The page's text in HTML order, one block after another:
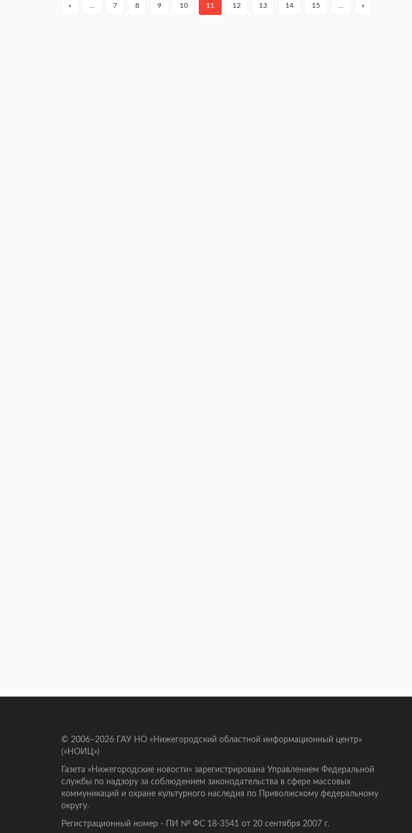
« … 7 8 9 10 11 12 13 14 15 … »
© 2006–2026 ГАУ НО «Нижегородский областной информационный центр»
(«НОИЦ»)
Газета «Нижегородские новости» зарегистрирована Управлением Федеральной
службы по надзору за соблюдением законодательства в сфере массовых
коммуникаций и охране культурного наследия по Приволжскому федеральному
округу.
Регистрационный номер - ПИ № ФС 18-3541 от 20 сентября 2007 г.